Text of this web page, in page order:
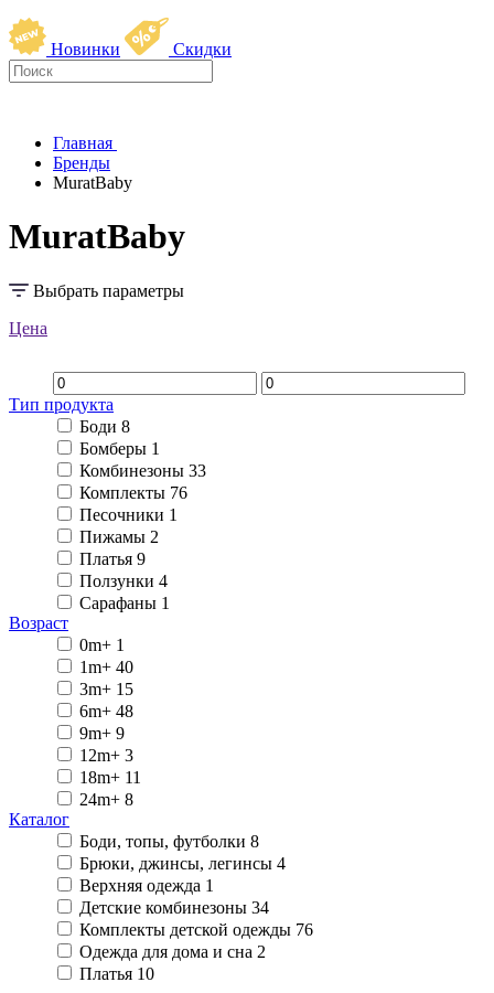
Новинки Скидки
Главная
Бренды
MuratBaby
MuratBaby
Выбрать параметры
Цена
Тип продукта
Боди 8
Бомберы 1
Комбинезоны 33
Комплекты 76
Песочники 1
Пижамы 2
Платья 9
Ползунки 4
Сарафаны 1
Возраст
0m+ 1
1m+ 40
3m+ 15
6m+ 48
9m+ 9
12m+ 3
18m+ 11
24m+ 8
Каталог
Боди, топы, футболки 8
Брюки, джинсы, легинсы 4
Верхняя одежда 1
Детские комбинезоны 34
Комплекты детской одежды 76
Одежда для дома и сна 2
Платья 10